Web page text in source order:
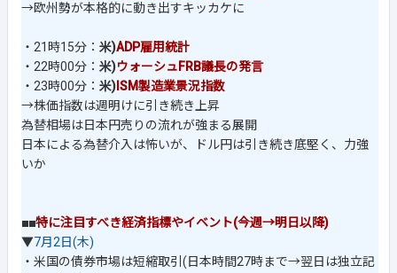
→欧州勢が本格的に動き出すキッカケに
・21時15分： 米)ADP雇用統計
・22時00分： 米)ウォーシュFRB議長の発言
・23時00分： 米) ISM製造業景況指数
→株価指数は週明けに引き続き上昇
為替相場は日本円売りの流れが強まる展開
日本による為替介入は怖いが、ドル円は引き続き底堅く、力強
いか
■■特に注目すべき経済指標やイベント(今週→明日以降)
▼7月2日(木)
・米国の債券市場は短縮取引(日本時間27時まで→翌日は独立記